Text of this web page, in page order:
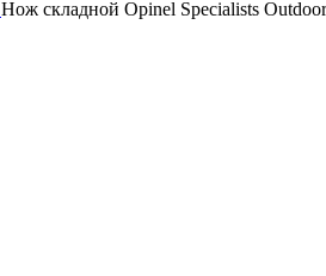
Нож складной Opinel Specialists